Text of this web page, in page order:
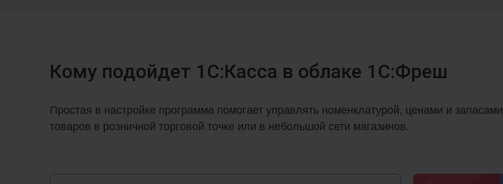
Кому подойдет 1С:Касса в облаке 1С:Фреш
Простая в настройке программа помогает управлять номенклатурой, ценами и запасами
товаров в розничной торговой точке или в небольшой сети магазинов.